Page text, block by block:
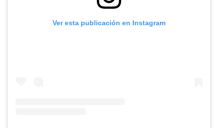
Ver esta publicación en Instagram